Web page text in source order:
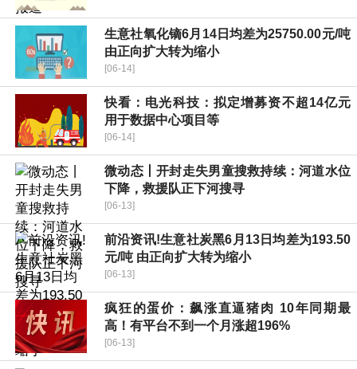
生意社氧化镝6月14日均差为25750.00元/吨
由正向扩大转为缩小
[06-14]
快看：电光科技：拟定增募资不超14亿元
用于数据中心项目等
[06-14]
微动态丨开封走失男童搜救持续：河道水位
下降，救援队正下河搜寻
[06-13]
前沿资讯!生意社炭黑6月13日均差为193.50
元/吨 由正向扩大转为缩小
[06-13]
疯狂的蛋价：飙涨直逼猪肉 10年同期最
高！有平台不到一个月涨超196%
[06-13]